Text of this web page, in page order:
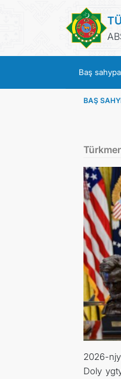
Baş sahypa
BAŞ
2026-
Doly